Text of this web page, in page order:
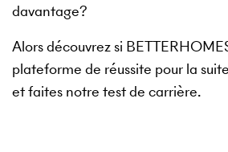
davantage?
Alors découvrez si
plateforme de réussite pour la
et faites notre test de carrière.